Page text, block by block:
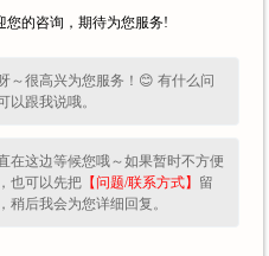
、排水与空间利用的综
选材的实用选择。如需
方案，可联系获取详细
您的咨询，期待为您服务!
～很高兴为您服务！😊 有什么问
以跟我说哦。
在这边等候您哦～如果暂时不方便
也可以先把 【问题/联系方式】 留
稍后我会为您详细回复。